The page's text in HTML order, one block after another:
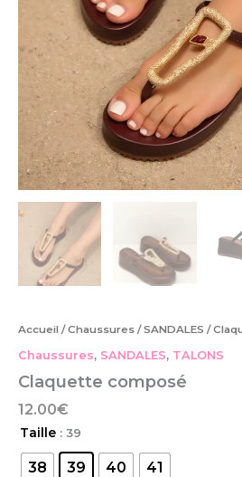
Accueil /Chaussures /SANDALES /
Chaussures, SANDALES, TALONS
Claquette composé
12.00€
Taille : 39
38 39 40 41